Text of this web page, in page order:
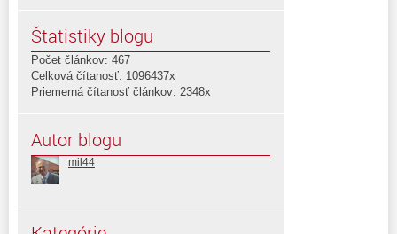
Štatistiky blogu
Počet článkov: 467
Celková čítanosť: 1096437x
Priemerná čítanosť článkov: 2348x
Autor blogu
mil44